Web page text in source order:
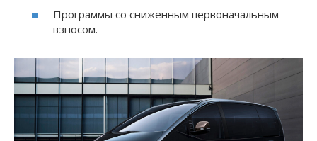
Программы со сниженным первоначальным
взносом.